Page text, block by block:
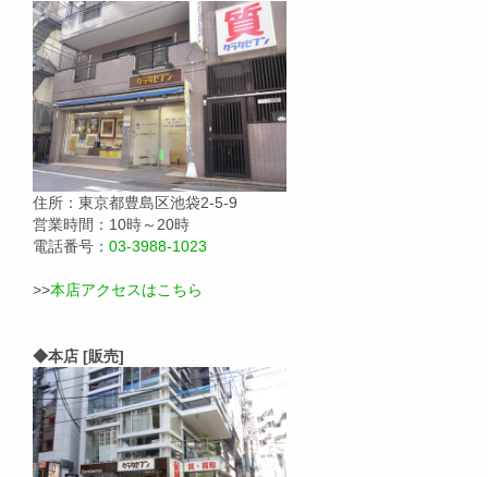
住所：東京都豊島区池袋2-5-9
営業時間：10時～20時
電話番号： 03-3988-1023
>>本店アクセスはこちら
◆本店 [販売]